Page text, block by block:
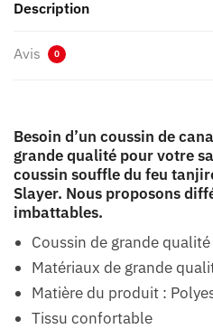
Description
Avis 0
Besoin d’un coussin de
grande qualité pour votre
coussin souffle du feu
Slayer. Nous proposons
imbattables.
Coussin de grande qualité
Matériaux de grande
Matière du produit :
Tissu confortable